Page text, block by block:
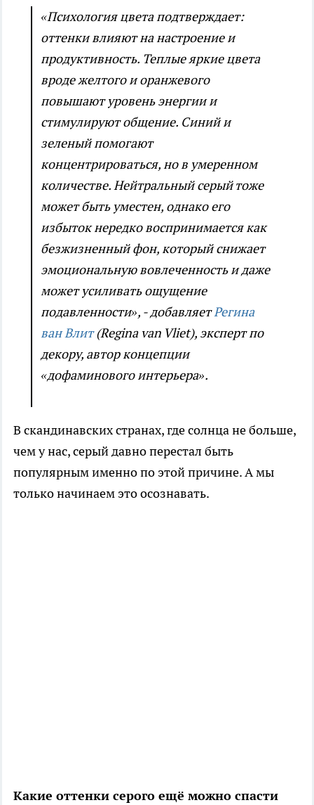
«Психология цвета подтверждает:
оттенки влияют на настроение и
продуктивность. Теплые яркие цвета
вроде желтого и оранжевого
повышают уровень энергии и
стимулируют общение. Синий и
зеленый помогают
концентрироваться, но в умеренном
количестве. Нейтральный серый тоже
может быть уместен, однако его
избыток нередко воспринимается как
безжизненный фон, который снижает
эмоциональную вовлеченность и даже
может усиливать ощущение
подавленности», - добавляетРегина
ван Влит(Regina van Vliet), эксперт по
декору, автор концепции
«дофаминового интерьера».
В скандинавских странах, где солнца не больше,
чем у нас, серый давно перестал быть
популярным именно по этой причине. А мы
только начинаем это осознавать.
Какие оттенки серого ещё можно спасти